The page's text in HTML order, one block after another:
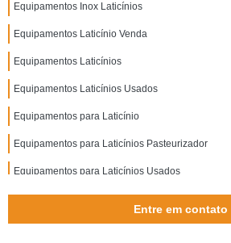
Equipamentos Inox Laticínios
Equipamentos Laticínio Venda
Equipamentos Laticínios
Equipamentos Laticínios Usados
Equipamentos para Laticínio
Equipamentos para Laticínios Pasteurizador
Equipamentos para Laticínios Usados
Entre em contato